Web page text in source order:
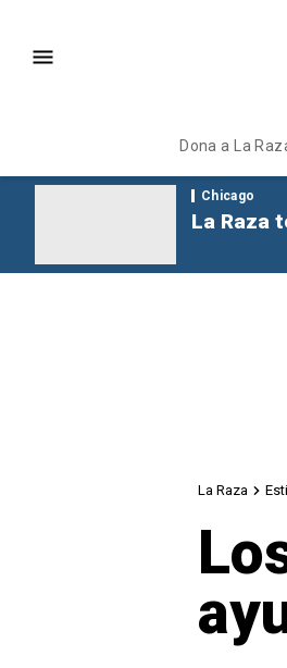
Dona a La
Chicago
La Raza
La Raza